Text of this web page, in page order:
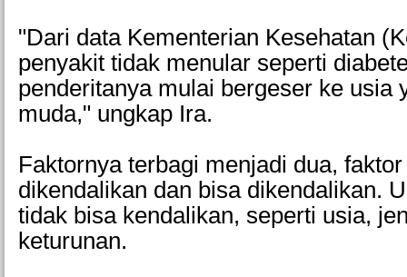
"Dari data Kementerian Kesehatan
penyakit tidak menular seperti
penderitanya mulai bergeser ke usia
muda," ungkap Ira.
Faktornya terbagi menjadi dua,
dikendalikan dan bisa dikendalikan.
tidak bisa kendalikan, seperti usia,
keturunan.